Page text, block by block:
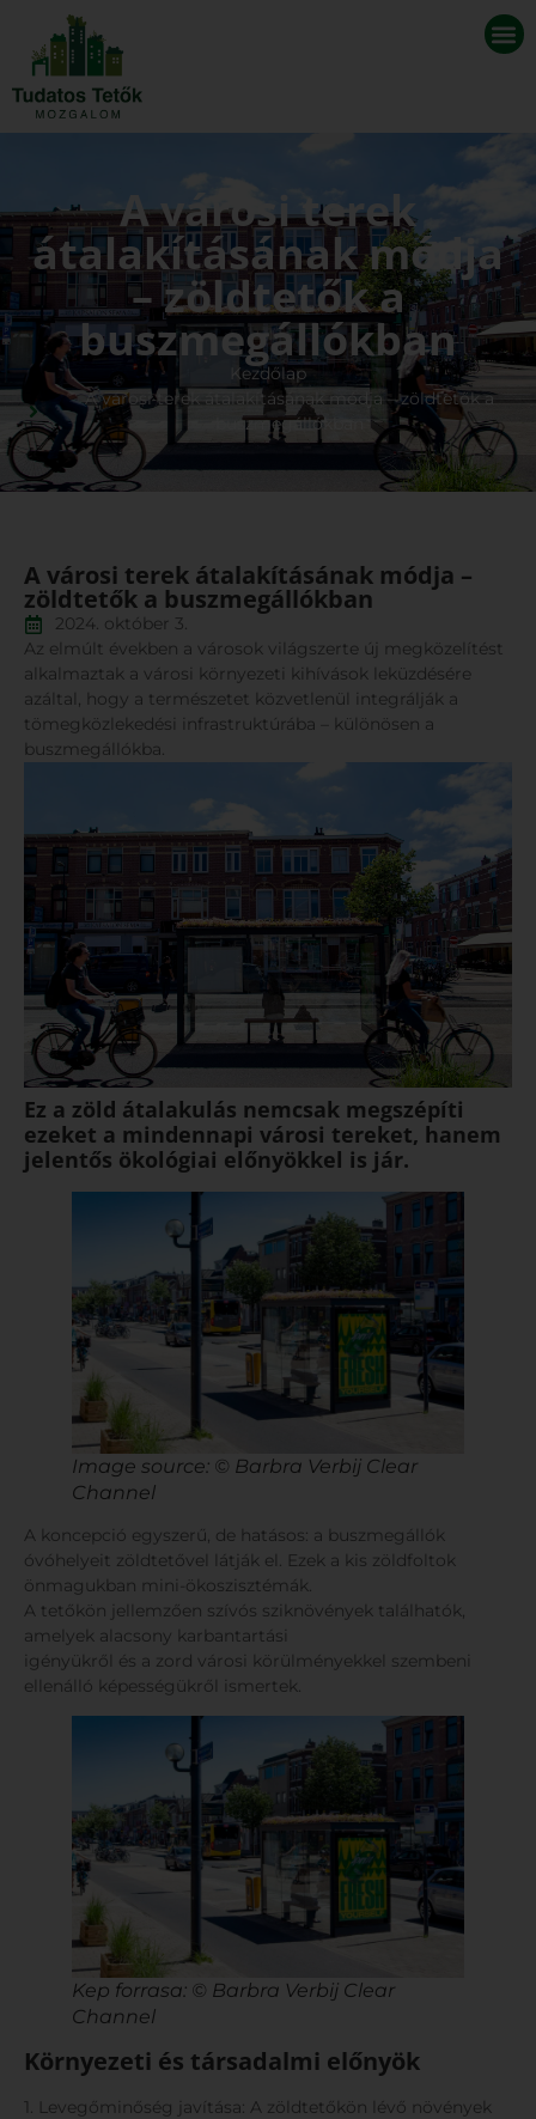
A városi terek
átalakításának módja
– zöldtetők a
buszmegállókban
Kezdőlap
A városi terek átalakításának módja – zöldtetők a
buszmegállókban
A városi terek átalakításának módja –
zöldtetők a buszmegállókban
2024. október 3.
Az elmúlt években a városok világszerte új megközelítést
alkalmaztak a városi környezeti kihívások leküzdésére
azáltal, hogy a természetet közvetlenül integrálják a
tömegközlekedési infrastruktúrába – különösen a
buszmegállókba.
Ez a zöld átalakulás nemcsak megszépíti
ezeket a mindennapi városi tereket, hanem
jelentős ökológiai előnyökkel is jár.
Image source: © Barbra Verbij Clear
Channel
A koncepció egyszerű, de hatásos: a buszmegállók
óvóhelyeit zöldtetővel látják el. Ezek a kis zöldfoltok
önmagukban mini-ökoszisztémák.
A tetőkön jellemzően szívós sziknövények találhatók,
amelyek alacsony karbantartási
igényükről és a zord városi körülményekkel szembeni
ellenálló képességükről ismertek.
Kep forrasa: © Barbra Verbij Clear
Channel
Környezeti és társadalmi előnyök
1. Levegőminőség javítása: A zöldtetőkön lévő növények